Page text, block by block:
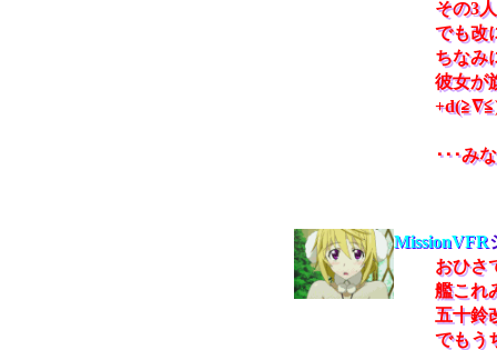
その3
でも改
ちなみ
彼女が
･･･み
MissionVFR
おひさ
艦これ
五十鈴
でもう